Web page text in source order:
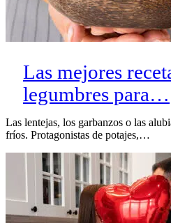
Las mejores
legumbres para…
Las lentejas, los garbanzos o las
fríos. Protagonistas de potajes,…